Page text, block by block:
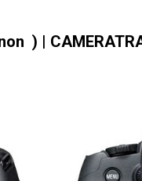
) |